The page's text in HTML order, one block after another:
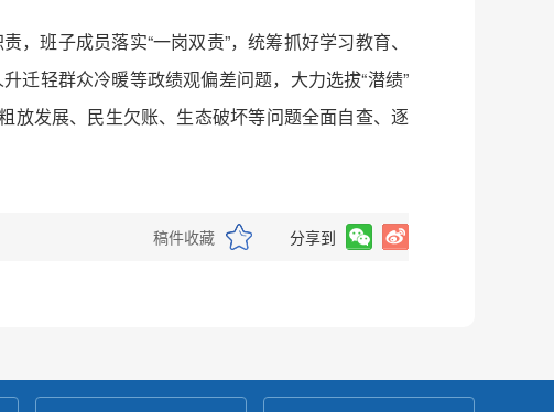
班子成员落实“一岗双责”，统筹抓好学习教育、
迁轻群众冷暖等政绩观偏差问题，大力选拔“潜绩”
放发展、民生欠账、生态破坏等问题全面自查、逐
稿件收藏 分享到